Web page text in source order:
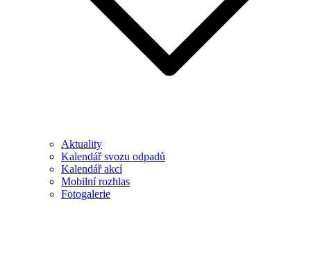
Aktuality
Kalendář svozu odpadů
Kalendář akcí
Mobilní rozhlas
Fotogalerie